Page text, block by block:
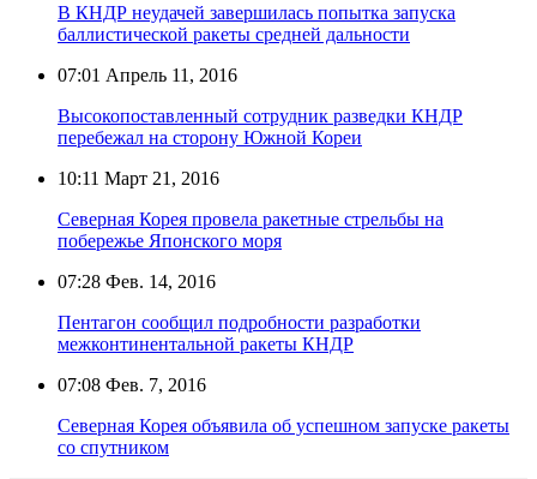
В КНДР неудачей завершилась попытка запуска
баллистической ракеты средней дальности
07:01 Апрель 11, 2016
Высокопоставленный сотрудник разведки КНДР
перебежал на сторону Южной Кореи
10:11 Март 21, 2016
Северная Корея провела ракетные стрельбы на
побережье Японского моря
07:28 Фев. 14, 2016
Пентагон сообщил подробности разработки
межконтинентальной ракеты КНДР
07:08 Фев. 7, 2016
Северная Корея объявила об успешном запуске ракеты
со спутником